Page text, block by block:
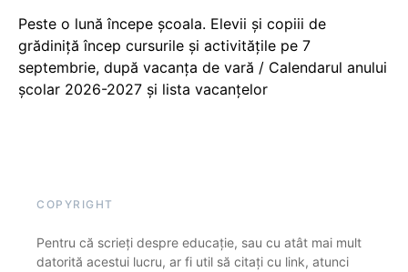
Peste o lună începe școala. Elevii și copiii de
grădiniță încep cursurile și activitățile pe 7
septembrie, după vacanța de vară / Calendarul anului
școlar 2026-2027 și lista vacanțelor
COPYRIGHT
Pentru că scrieți despre educație, sau cu atât mai mult
datorită acestui lucru, ar fi util să citați cu link, atunci